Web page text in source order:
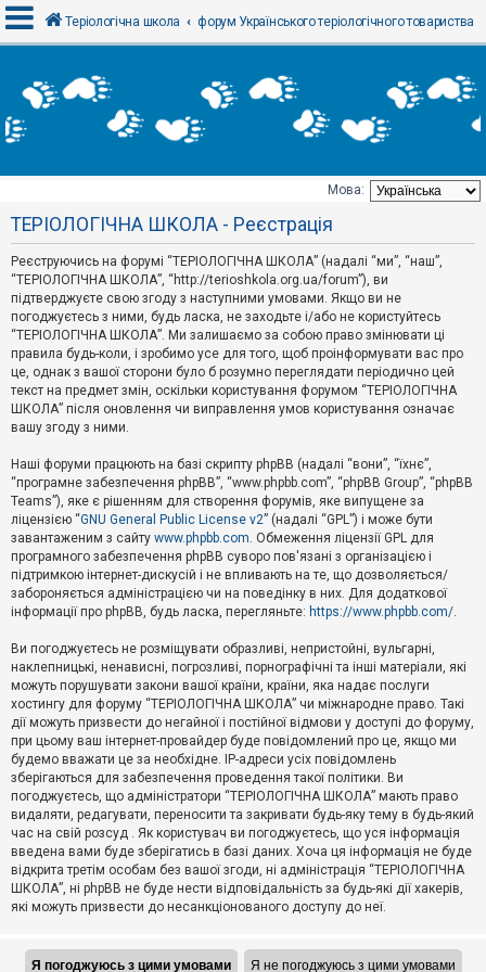
х
і
Т
е
м
и
б
е
з
в
і
д
п
о
в
і
д
й
А
к
т
и
в
н
і
м
и
П
о
ш
у
Д
о
п
о
м
Теріологічна школа форум Українського теріологічного товариства
Мова:
ТЕРІОЛОГІЧНА ШКОЛА - Реєстрація
Реєструючись на форумі “ТЕРІОЛОГІЧНА ШКОЛА” (надалі “ми”, “наш”,
“ТЕРІОЛОГІЧНА ШКОЛА”, “http://terioshkola.org.ua/forum”), ви
підтверджуєте свою згоду з наступними умовами. Якщо ви не
погоджуєтесь з ними, будь ласка, не заходьте і/або не користуйтесь
“ТЕРІОЛОГІЧНА ШКОЛА”. Ми залишаємо за собою право змінювати ці
правила будь-коли, і зробимо усе для того, щоб проінформувати вас про
це, однак з вашої сторони було б розумно переглядати періодично цей
текст на предмет змін, оскільки користування форумом “ТЕРІОЛОГІЧНА
ШКОЛА” після оновлення чи виправлення умов користування означає
вашу згоду з ними.
Наші форуми працюють на базі скрипту phpBB (надалі “вони”, “їхнє”,
“програмне забезпечення phpBB”, “www.phpbb.com”, “phpBB Group”, “phpBB
Teams”), яке є рішенням для створення форумів, яке випущене за
ліцензією “GNU General Public License v2” (надалі “GPL”) і може бути
завантаженим з сайту www.phpbb.com. Обмеження ліцензії GPL для
програмного забезпечення phpBB суворо пов'язані з організацією і
підтримкою інтернет-дискусій і не впливають на те, що дозволяється/
забороняється адміністрацією чи на поведінку в них. Для додаткової
інформації про phpBB, будь ласка, перегляньте: https://www.phpbb.com/.
Ви погоджуєтесь не розміщувати образливі, непристойні, вульгарні,
наклепницькі, ненависні, погрозливі, порнографічні та інші матеріали, які
можуть порушувати закони вашої країни, країни, яка надає послуги
хостингу для форуму “ТЕРІОЛОГІЧНА ШКОЛА” чи міжнародне право. Такі
дії можуть призвести до негайної і постійної відмови у доступі до форуму,
при цьому ваш інтернет-провайдер буде повідомлений про це, якщо ми
будемо вважати це за необхідне. IP-адреси усіх повідомлень
зберігаються для забезпечення проведення такої політики. Ви
погоджуєтесь, що адміністратори “ТЕРІОЛОГІЧНА ШКОЛА” мають право
видаляти, редагувати, переносити та закривати будь-яку тему в будь-який
час на свій розсуд . Як користувач ви погоджуєтесь, що уся інформація
введена вами буде зберігатись в базі даних. Хоча ця інформація не буде
відкрита третім особам без вашої згоди, ні адміністрація “ТЕРІОЛОГІЧНА
ШКОЛА”, ні phpBB не буде нести відповідальність за будь-які дії хакерів,
які можуть призвести до несанкціонованого доступу до неї.